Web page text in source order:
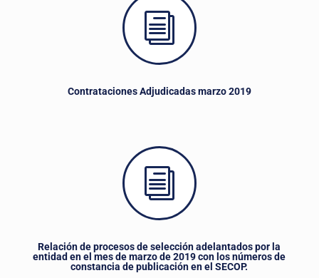
i
Contrataciones Adjudicadas marzo 2019
i
Relación de procesos de selección adelantados por la
entidad en el mes de marzo de 2019 con los números de
constancia de publicación en el SECOP.